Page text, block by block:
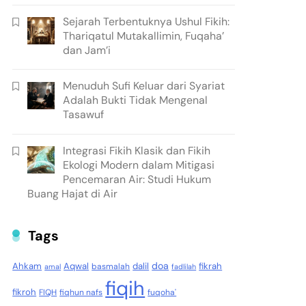
Sejarah Terbentuknya Ushul Fikih:
Thariqatul Mutakallimin, Fuqaha’
dan Jam’i
Menuduh Sufi Keluar dari Syariat
Adalah Bukti Tidak Mengenal
Tasawuf
Integrasi Fikih Klasik dan Fikih
Ekologi Modern dalam Mitigasi
Pencemaran Air: Studi Hukum
Buang Hajat di Air
Tags
Ahkam amal Aqwal basmalah dalil doa fadlilah fikrah
fikroh FIQH fiqhun nafs fiqih fuqoha'